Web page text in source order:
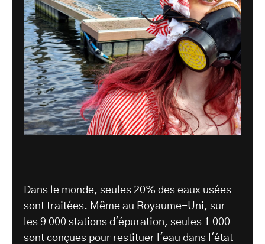
Dans le monde, seules 20% des eaux usées
sont traitées. Même au Royaume-Uni, sur
les 9 000 stations d'épuration, seules 1 000
sont conçues pour restituer l'eau dans l'état